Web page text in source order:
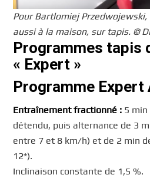
Pour Bartlomiej
aussi à la maison, sur tapis. ©
Programmes tapis
« Expert »
Programme Expert
Entraînement fractionné : 5 min
détendu, puis alternance de 3
entre 7 et 8 km/h) et de 2 min
12*).
Inclinaison constante de 1,5 %.